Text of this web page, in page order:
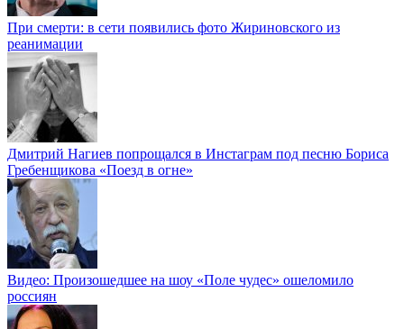
При смерти: в сети появились фото Жириновского из
реанимации
Дмитрий Нагиев попрощался в Инстаграм под песню Бориса
Гребенщикова «Поезд в огне»
Видео: Произошедшее на шоу «Поле чудес» ошеломило
россиян